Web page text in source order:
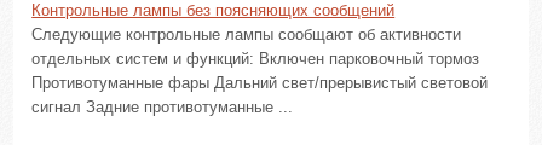
Контрольные лампы без поясняющих сообщений
Следующие контрольные лампы сообщают об активности
отдельных систем и функций: Включен парковочный тормоз
Противотуманные фары Дальний свет/прерывистый световой
сигнал Задние противотуманные ...